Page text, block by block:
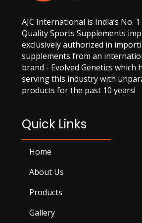
AJC International is India’s No.
Quality Sports Supplements
exclusively authorized in
supplements from an
brand - Evolved Genetics which
serving this industry with
products for the past 10 years!
Quick Links
Home
About Us
Products
Gallery